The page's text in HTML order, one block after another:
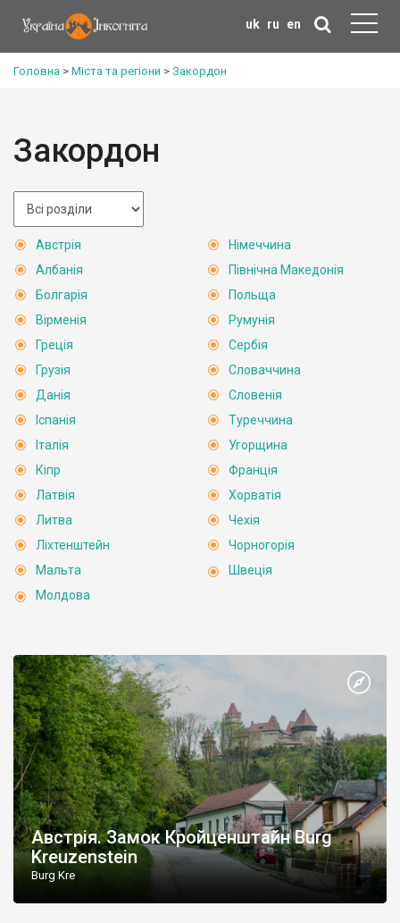
uk ru en
Головна > Міста та регіони > Закордон
Закордон
Австрія
Албанія
Болгарія
Вірменія
Греція
Грузія
Данія
Іспанія
Італія
Кіпр
Латвія
Литва
Ліхтенштейн
Мальта
Молдова
Німеччина
Північна Македонія
Польща
Румунія
Сербія
Словаччина
Словенія
Туреччина
Угорщина
Франція
Хорватія
Чехія
Чорногорія
Швеція
Австрія. Замок Кройценштайн Burg
Kreuzenstein
Burg Kre